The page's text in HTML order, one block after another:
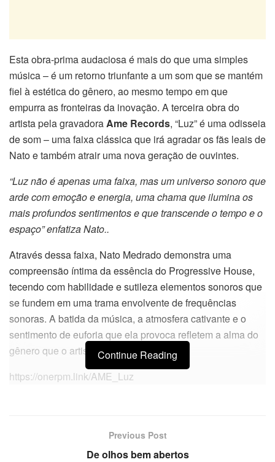
Esta obra-prima audaciosa é mais do que uma simples
música – é um retorno triunfante a um som que se mantém
fiel à estética do gênero, ao mesmo tempo em que
empurra as fronteiras da inovação. A terceira obra do
artista pela gravadoraAme Records, “Luz” é uma odisseia
de som – uma faixa clássica que irá agradar os fãs leais de
Nato e também atrair uma nova geração de ouvintes.
“Luz não é apenas uma faixa, mas um universo sonoro que
arde com emoção e energia, uma chama que ilumina os
mais profundos sentimentos e que transcende o tempo e o
espaço” enfatiza Nato..
Através dessa faixa, Nato Medrado demonstra uma
compreensão íntima da essência do Progressive House,
tecendo com habilidade e sutileza elementos sonoros que
se fundem em uma trama envolvente de frequências
sonoras. A batida da música, a atmosfera cativante e o
sentimento de euforia que ela provoca refletem a alma do
gênero que o artista tanto ama.
https://onerpm.link/AME_Luz
Continue Reading
Previous Post
De olhos bem abertos